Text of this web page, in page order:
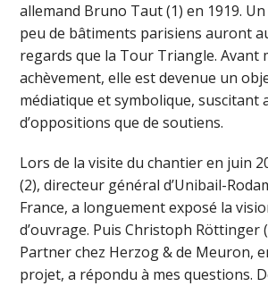
allemand Bruno Taut (1) en 1919.
peu de bâtiments parisiens auront
regards que la Tour Triangle. Avant
achèvement, elle est devenue un
médiatique et symbolique, suscitant
d’oppositions que de soutiens.
Lors de la visite du chantier en juin
(2), directeur général d’Unibail-
France, a longuement exposé la
d’ouvrage. Puis Christoph Röttinger
Partner chez Herzog & de Meuron,
projet, a répondu à mes questions.